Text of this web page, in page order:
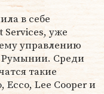
в себе
Services, уже
управлению
Румынии. Среди
такие
Ecco, Lee Cooper и